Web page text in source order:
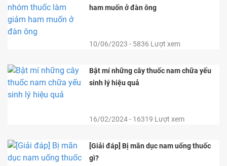
ham muốn ở đàn ông
10/06/2023 - 5836 Lượt xem
Bật mí những cây thuốc nam chữa yếu
sinh lý hiệu quả
16/02/2024 - 16319 Lượt xem
[Giải đáp] Bị mãn dục nam uống thuốc
gì?